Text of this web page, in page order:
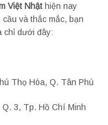
Việt Nhật hiện nay
và thắc mắc, bạn
chỉ dưới đây:
Thọ Hòa, Q. Tân Phú
3, Tp. Hồ Chí Minh